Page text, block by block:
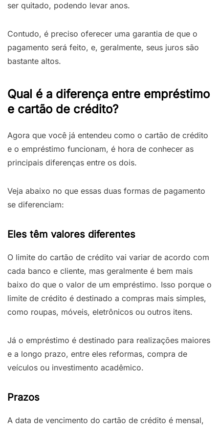
ser quitado, podendo levar anos.
Contudo, é preciso oferecer uma garantia de que o
pagamento será feito, e, geralmente, seus juros são
bastante altos.
Qual é a diferença entre empréstimo
e cartão de crédito?
Agora que você já entendeu como o cartão de crédito
e o empréstimo funcionam, é hora de conhecer as
principais diferenças entre os dois.
Veja abaixo no que essas duas formas de pagamento
se diferenciam:
Eles têm valores diferentes
O limite do cartão de crédito vai variar de acordo com
cada banco e cliente, mas geralmente é bem mais
baixo do que o valor de um empréstimo. Isso porque o
limite de crédito é destinado a compras mais simples,
como roupas, móveis, eletrônicos ou outros itens.
Já o empréstimo é destinado para realizações maiores
e a longo prazo, entre eles reformas, compra de
veículos ou investimento acadêmico.
Prazos
A data de vencimento do cartão de crédito é mensal,